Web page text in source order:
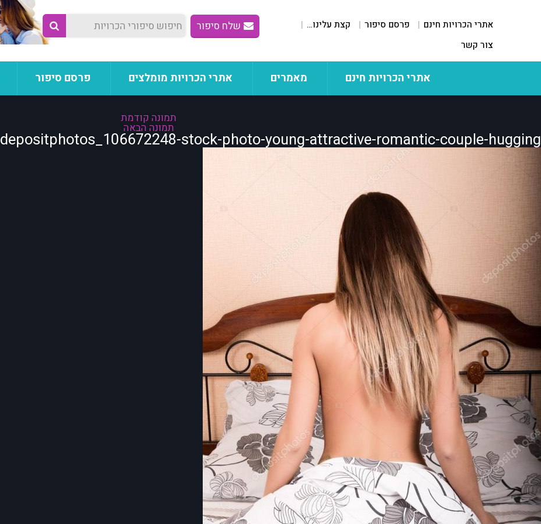
אתרי הכרויות חינם פרסם סיפור
קצת עלינו…
צור קשר
שלח סיפור
אתרי הכרויות חינם מאמרים אתרי הכרויות מומלצים פרסם סיפור
תמונה קודמת
תמונה הבאה
depositphotos_106672248-stock-photo-young-attractive-romantic-couple-hugging